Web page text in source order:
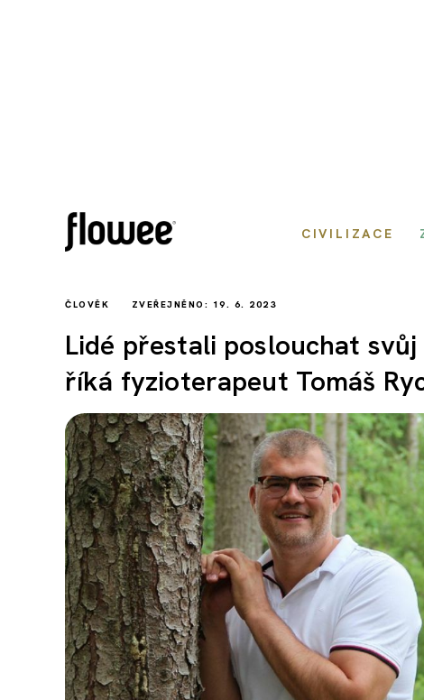
CIVILIZACE
ČLOVĚK ZVEŘEJNĚNO: 19. 6. 2023
Lidé přestali poslouchat
říká fyzioterapeut Tomáš